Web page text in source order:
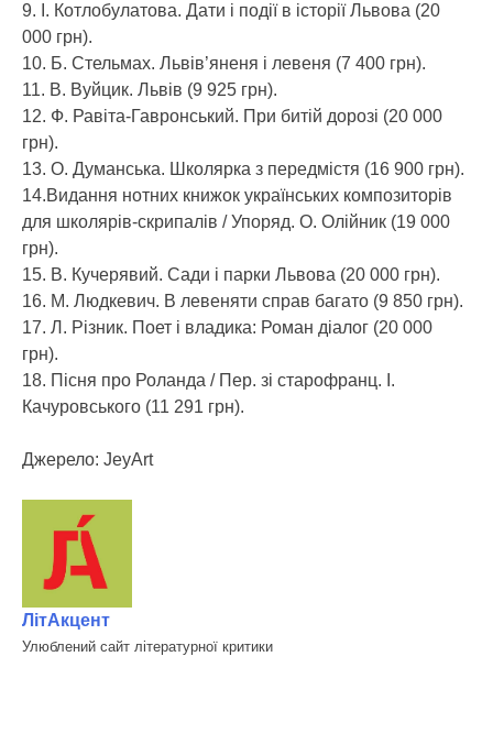
9. І. Котлобулатова. Дати і події в історії Львова (20
000 грн).
10. Б. Стельмах. Львів’яненя і левеня (7 400 грн).
11. В. Вуйцик. Львів (9 925 грн).
12. Ф. Равіта-Гавронський. При битій дорозі (20 000
грн).
13. О. Думанська. Школярка з передмістя (16 900 грн).
14.Видання нотних книжок українських композиторів
для школярів-скрипалів / Упоряд. О. Олійник (19 000
грн).
15. В. Кучерявий. Сади і парки Львова (20 000 грн).
16. М. Людкевич. В левеняти справ багато (9 850 грн).
17. Л. Різник. Поет і владика: Роман діалог (20 000
грн).
18. Пісня про Роланда / Пер. зі старофранц. І.
Качуровського (11 291 грн).
Джерело: JeyArt
ЛітАкцент
Улюблений сайт літературної критики